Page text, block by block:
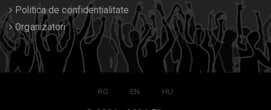
Politica de confidentialitate
Organizatori
RO EN HU